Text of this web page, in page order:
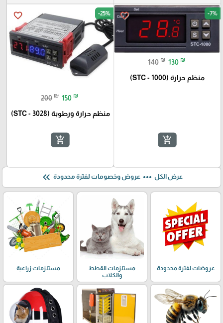
favorite_border -7%
140 ₪ 130 ₪
منظم حرارة (STC - 1000)
add_shopping_cart
favorite_border -25%
200 ₪ 150 ₪
منظم حرارة ورطوبة (STC - 3028)
add_shopping_cart
عرض الكل more_horiz عروض وخصومات لفترة محدودة keyboard_double_arrow_left
عروضات لفترة محدودة
مستلزمات القطط
والكلاب
مستلزمات زراعية